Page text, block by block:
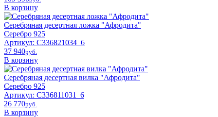
В корзину
Серебряная десертная ложка "Афродита"
Серебро 925
Артикул: С336821034_6
37 940pyб.
В корзину
Серебряная десертная вилка "Афродита"
Серебро 925
Артикул: С336811031_6
26 770pyб.
В корзину